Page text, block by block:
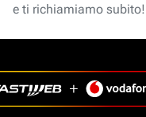
e ti richiamiamo subito!